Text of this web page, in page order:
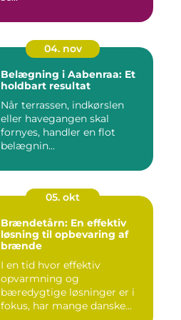
04. nov
Belægning i Aabenraa: Et
holdbart resultat
Når terrassen, indkørslen
eller havegangen skal
fornyes, handler en flot
belægnin...
05. okt
Brændetårn: En effektiv
løsning til opbevaring af
brænde
I en tid hvor effektiv
opvarmning og
bæredygtige løsninger er i
fokus, har mange danske...